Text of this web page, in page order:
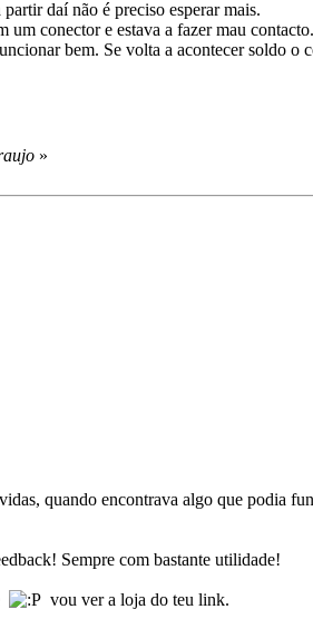
daí não é preciso esperar mais.
conector e estava a fazer mau
bem. Se volta a acontecer soldo o
»
quando encontrava algo que podia
Sempre com bastante utilidade!
vou ver a loja do teu link.